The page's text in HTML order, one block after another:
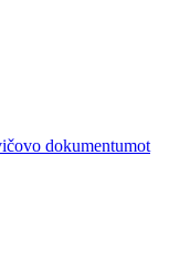
dokumentumot